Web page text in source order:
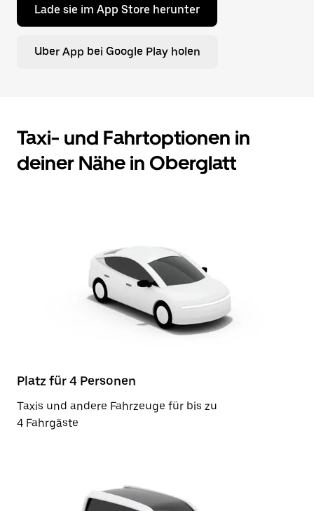
Lade sie im App Store herunter
Uber App bei Google Play holen
Taxi- und Fahrtoptionen in
deiner Nähe in Oberglatt
Platz für 4 Personen
Taxis und andere Fahrzeuge für bis zu
4 Fahrgäste